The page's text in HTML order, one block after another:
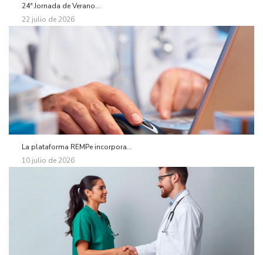
24ª Jornada de Verano...
22 julio de 2026
La plataforma REMPe incorpora...
10 julio de 2026